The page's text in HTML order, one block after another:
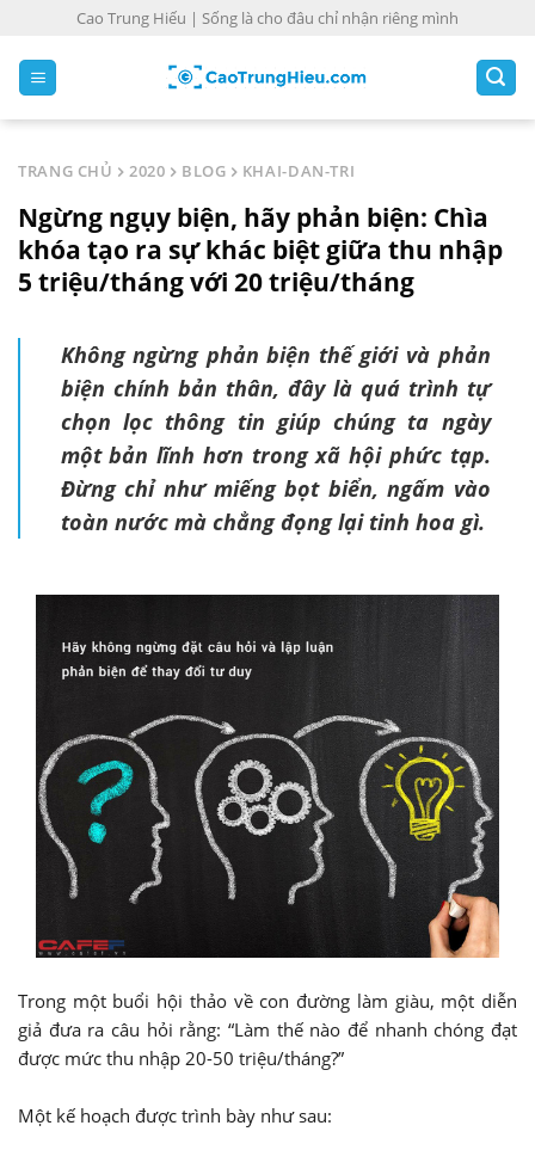
Cao Trung Hiếu | Sống là cho đâu chỉ nhận riêng mình
TRANG CHỦ 2020 BLOG KHAI-DAN-TRI
Ngừng ngụy biện, hãy phản biện: Chìa
khóa tạo ra sự khác biệt giữa thu nhập
5 triệu/tháng với 20 triệu/tháng
Không ngừng phản biện thế giới và phản
biện chính bản thân, đây là quá trình tự
chọn lọc thông tin giúp chúng ta ngày
một bản lĩnh hơn trong xã hội phức tạp.
Đừng chỉ như miếng bọt biển, ngấm vào
toàn nước mà chẳng đọng lại tinh hoa gì.
Trong một buổi hội thảo về con đường làm giàu, một diễn
giả đưa ra câu hỏi rằng: “Làm thế nào để nhanh chóng đạt
được mức thu nhập 20-50 triệu/tháng?”
Một kế hoạch được trình bày như sau: